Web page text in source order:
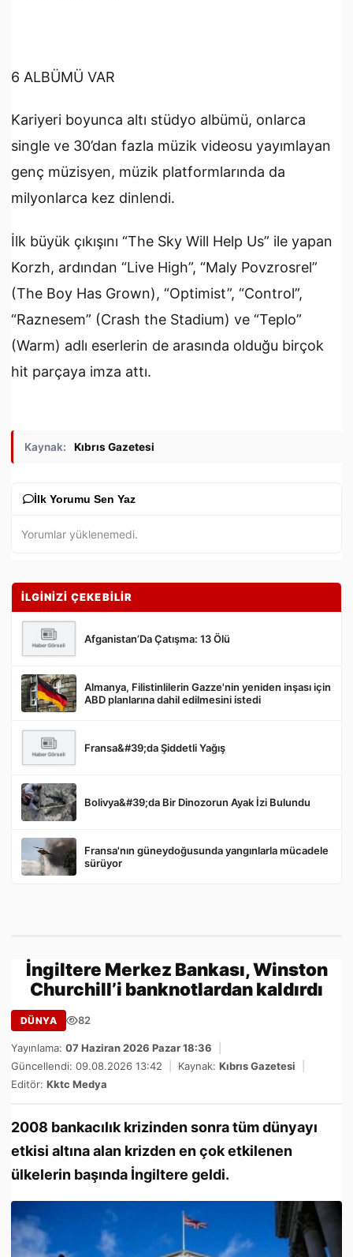
6 ALBÜMÜ VAR
Kariyeri boyunca altı stüdyo albümü, onlarca
single ve 30’dan fazla müzik videosu yayımlayan
genç müzisyen, müzik platformlarında da
milyonlarca kez dinlendi.
İlk büyük çıkışını “The Sky Will Help Us” ile yapan
Korzh, ardından “Live High”, “Maly Povzrosrel”
(The Boy Has Grown), “Optimist”, “Control”,
“Raznesem” (Crash the Stadium) ve “Teplo”
(Warm) adlı eserlerin de arasında olduğu birçok
hit parçaya imza attı.
Kaynak: Kıbrıs Gazetesi
İlk Yorumu Sen Yaz
Gönder
Yorumlar yüklenemedi.
İLGİNİZİ ÇEKEBİLİR
Afganistan’Da Çatışma: 13 Ölü
Almanya, Filistinlilerin Gazze'nin yeniden inşası için
ABD planlarına dahil edilmesini istedi
Fransa&#39;da Şiddetli Yağış
Bolivya&#39;da Bir Dinozorun Ayak İzi Bulundu
Fransa'nın güneydoğusunda yangınlarla mücadele
sürüyor
İngiltere Merkez Bankası, Winston
Churchill’i banknotlardan kaldırdı
DÜNYA 82
Yayınlama: 07 Haziran 2026 Pazar 18:36
Güncellendi: 09.08.2026 13:42
Kaynak: Kıbrıs Gazetesi
Editör: Kktc Medya
2008 bankacılık krizinden sonra tüm dünyayı
etkisi altına alan krizden en çok etkilenen
ülkelerin başında İngiltere geldi.